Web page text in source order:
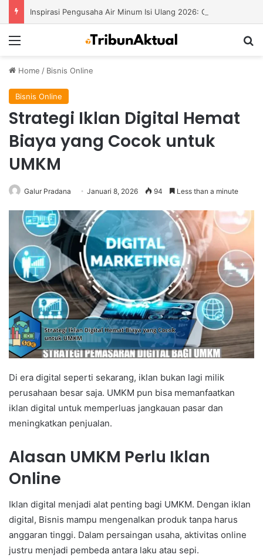
Home / Bisnis Online
Bisnis Online
Strategi Iklan Digital Hemat
Biaya yang Cocok untuk
UMKM
Galur Pradana Januari 8, 2026 94 Less than a minute
Di era digital seperti sekarang, iklan bukan lagi milik
perusahaan besar saja. UMKM pun bisa memanfaatkan
iklan digital untuk memperluas jangkauan pasar dan
meningkatkan penjualan.
Alasan UMKM Perlu Iklan
Online
Iklan digital menjadi alat penting bagi UMKM. Dengan iklan
digital, Bisnis mampu mengenalkan produk tanpa harus
anggaran tinggi. Dalam persaingan usaha, aktivitas online
justru menjadi pembeda antara laku atau sepi.